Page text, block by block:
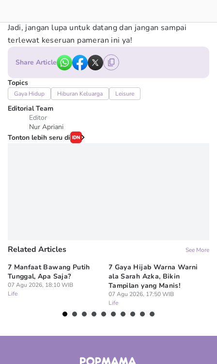
Jadi, jangan lupa untuk datang dan jangan sampai
terlewat keseruan pameran ini ya!
Share Article
Topics
Gaya Hidup Hiburan Keluarga Leisure
Editorial Team
Editor
Nur Apriani
Tonton lebih seru di
Related Articles See More
7 Manfaat Bawang Putih
Tunggal, Apa Saja?
07 Agu 2026, 18:10 WIB
Life
7 Gaya Hijab Warna Warni
ala Sarah Azka, Bikin
Tampilan yang Manis!
07 Agu 2026, 17:50 WIB
Life